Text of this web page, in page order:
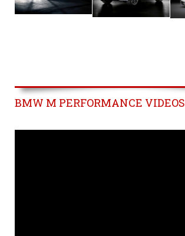
BMW M PERFORMANCE VIDEOS